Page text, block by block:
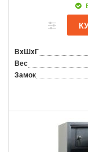
ВxШxГ
Вес
Замок